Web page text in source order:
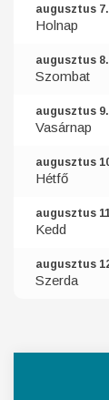
augusztus 7.
Holnap
augusztus 8.
Szombat
augusztus 9.
Vasárnap
augusztus
Hétfő
augusztus
Kedd
augusztus
Szerda